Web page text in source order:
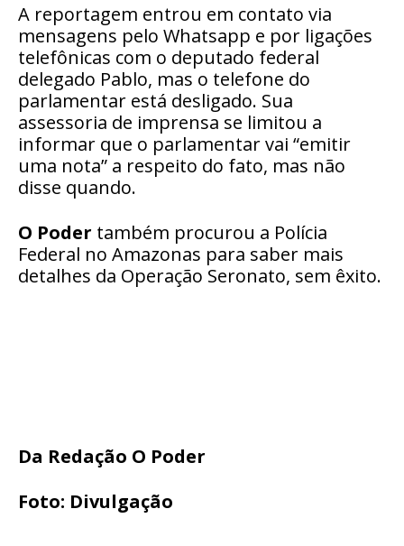
A reportagem entrou em contato via
mensagens pelo Whatsapp e por ligações
telefônicas com o deputado federal
delegado Pablo, mas o telefone do
parlamentar está desligado. Sua
assessoria de imprensa se limitou a
informar que o parlamentar vai “emitir
uma nota” a respeito do fato, mas não
disse quando.
O Poder também procurou a Polícia
Federal no Amazonas para saber mais
detalhes da Operação Seronato, sem êxito.
Da Redação O Poder
Foto: Divulgação